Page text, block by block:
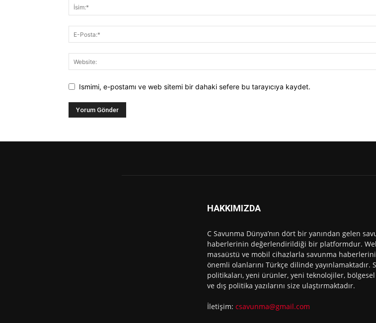
Ismimi, e-postamı ve web sitemi bir dahaki sefere bu tarayıcıya kaydet.
HAKKIMIZDA
C Savunma Dünya’nın dört bir yanından gelen
haberlerinin değerlendirildiği bir platformdur.
masaüstü ve mobil cihazlarla savunma
önemli olanlarını Türkçe dilinde yayınlamaktadır.
politikaları, yeni ürünler, yeni teknolojiler,
ve dış politika yazılarını size ulaştırmaktadır.
İletişim: csavunma@gmail.com